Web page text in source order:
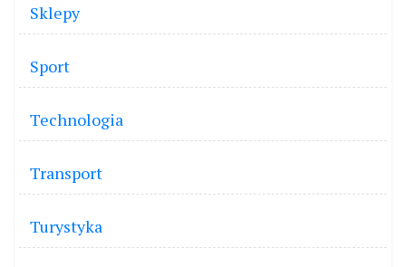
Sklepy
Sport
Technologia
Transport
Turystyka